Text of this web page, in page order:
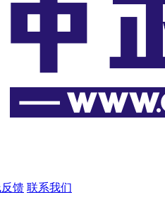
馈 联系我们